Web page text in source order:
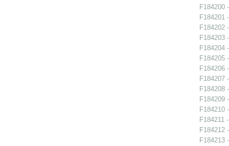
F184200
F184201
F184202
F184203
F184204
F184205
F184206
F184207
F184208
F184209
F184210
F184211
F184212
F184213